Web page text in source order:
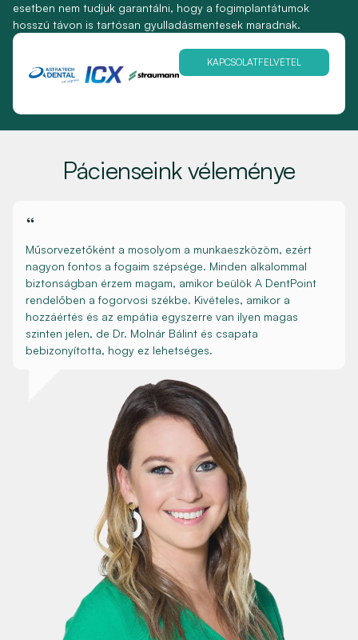
esetben nem tudjuk garantálni, hogy a fogimplantátumok
hosszú távon is tartósan gyulladásmentesek maradnak.
KAPCSOLATFELVÉTEL
Pácienseink véleménye
“
Műsorvezetőként a mosolyom a munkaeszközöm, ezért
nagyon fontos a fogaim szépsége. Minden alkalommal
biztonságban érzem magam, amikor beülök A DentPoint
rendelőben a fogorvosi székbe. Kivételes, amikor a
hozzáértés és az empátia egyszerre van ilyen magas
szinten jelen, de Dr. Molnár Bálint és csapata
bebizonyította, hogy ez lehetséges.